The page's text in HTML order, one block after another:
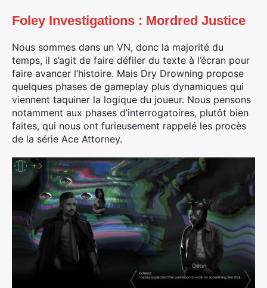
Foley Investigations : Mordred Justice
Nous sommes dans un VN, donc la majorité du
temps, il s’agit de faire défiler du texte à l’écran pour
faire avancer l’histoire. Mais Dry Drowning propose
quelques phases de gameplay plus dynamiques qui
viennent taquiner la logique du joueur. Nous pensons
notamment aux phases d’interrogatoires, plutôt bien
faites, qui nous ont furieusement rappelé les procès
de la série Ace Attorney.